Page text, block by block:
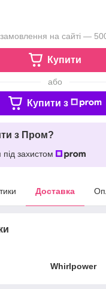
на сайті —
Купити
або
Купити з
з Пром?
захистом
Доставка
Whirlpower